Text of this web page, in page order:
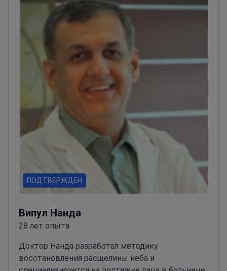
подходом к проблемам пациентов
ПОДТВЕРЖДЕН
Випул Нанда
28 лет опыта
Доктор Нанда разработал методику
восстановления расщелины неба и